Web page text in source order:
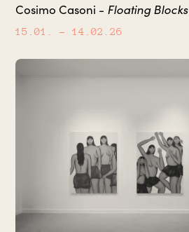
Cosimo Casoni - Floating Blocks
15.01. – 14.02.26